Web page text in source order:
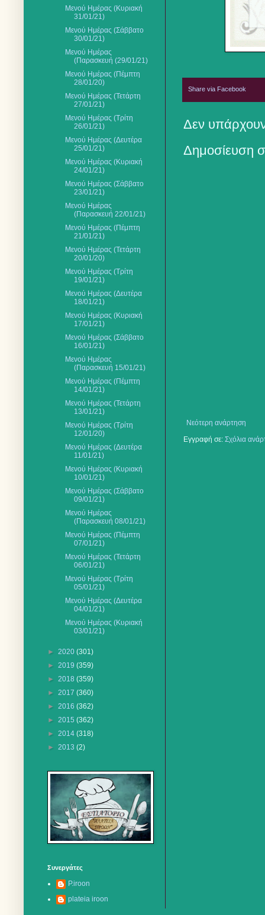
Share via Facebook
Δεν
Δημοσίευση
Νεότερη ανάρτηση
Εγγραφή σε: Σχόλια
Μενού Ημέρας (Κυριακή
31/01/21)
Μενού Ημέρας (Σάββατο
30/01/21)
Μενού Ημέρας
(Παρασκευή (29/01/21)
Μενού Ημέρας (Πέμπτη
28/01/20)
Μενού Ημέρας (Τετάρτη
27/01/21)
Μενού Ημέρας (Τρίτη
26/01/21)
Μενού Ημέρας (Δευτέρα
25/01/21)
Μενού Ημέρας (Κυριακή
24/01/21)
Μενού Ημέρας (Σάββατο
23/01/21)
Μενού Ημέρας
(Παρασκευή 22/01/21)
Μενού Ημέρας (Πέμπτη
21/01/21)
Μενού Ημέρας (Τετάρτη
20/01/20)
Μενού Ημέρας (Τρίτη
19/01/21)
Μενού Ημέρας (Δευτέρα
18/01/21)
Μενού Ημέρας (Κυριακή
17/01/21)
Μενού Ημέρας (Σάββατο
16/01/21)
Μενού Ημέρας
(Παρασκευή 15/01/21)
Μενού Ημέρας (Πέμπτη
14/01/21)
Μενού Ημέρας (Τετάρτη
13/01/21)
Μενού Ημέρας (Τρίτη
12/01/20)
Μενού Ημέρας (Δευτέρα
11/01/21)
Μενού Ημέρας (Κυριακή
10/01/21)
Μενού Ημέρας (Σάββατο
09/01/21)
Μενού Ημέρας
(Παρασκευή 08/01/21)
Μενού Ημέρας (Πέμπτη
07/01/21)
Μενού Ημέρας (Τετάρτη
06/01/21)
Μενού Ημέρας (Τρίτη
05/01/21)
Μενού Ημέρας (Δευτέρα
04/01/21)
Μενού Ημέρας (Κυριακή
03/01/21)
► 2020 (301)
► 2019 (359)
► 2018 (359)
► 2017 (360)
► 2016 (362)
► 2015 (362)
► 2014 (318)
► 2013 (2)
Συνεργάτες
P.iroon
plateia iroon